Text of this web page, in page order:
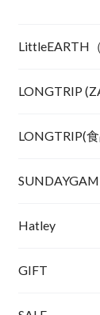
LittleEARTH
LONGTRIP
LONGTRIP(食
Hatley
GIFT